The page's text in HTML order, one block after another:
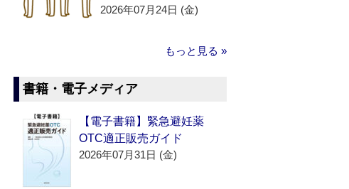
2026年07月24日 (金)
もっと見る »
書籍・電子メディア
【電子書籍】緊急避妊薬
OTC適正販売ガイド
2026年07月31日 (金)